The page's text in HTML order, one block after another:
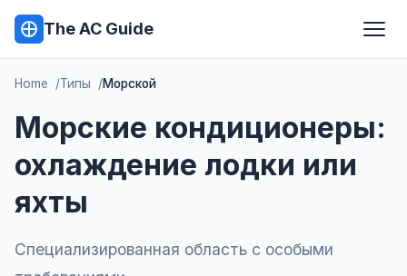
The AC Guide
Home Типы Морской
Морские кондиционеры:
охлаждение лодки или
яхты
Специализированная область с особыми